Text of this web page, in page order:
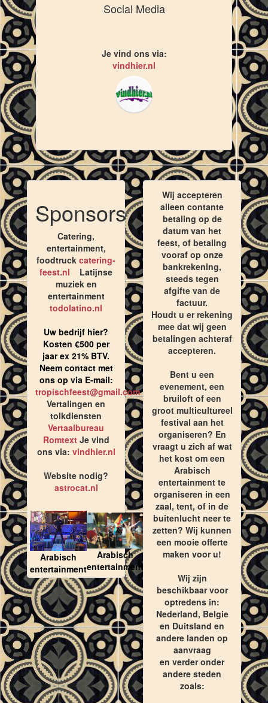
Social Media
Je vind ons via:
vindhier.nl
Sponsors
Catering,
entertainment,
foodtruck catering-
feest.nl Latijnse
muziek en
entertainment
todolatino.nl
Uw bedrijf hier?
Kosten €500 per
jaar ex 21% BTV.
Neem contact met
ons op via E-mail:
tropischfeest@gmail.com
Vertalingen en
tolkdiensten
Vertaalbureau
RomtextJe vind
ons via: vindhier.nl
Website nodig?
astrocat.nl
Arabisch
entertainment
Arabisch
entertainment
Wij accepteren
alleen contante
betaling op de
datum van het
feest, of betaling
vooraf op onze
bankrekening,
steeds tegen
afgifte van de
factuur.
Houdt u er rekening
mee dat wij geen
betalingen achteraf
accepteren.
Bent u een
evenement, een
bruiloft of een
groot multicultureel
festival aan het
organiseren? En
vraagt u zich af wat
het kost om een
Arabisch
entertainment te
organiseren in een
zaal, tent, of in de
buitenlucht neer te
zetten? Wij kunnen
een mooie offerte
maken voor u!
Wij zijn
beschikbaar voor
optredens in:
Nederland, Belgie
en Duitsland en
andere landen op
aanvraag
en verder onder
andere steden
zoals: